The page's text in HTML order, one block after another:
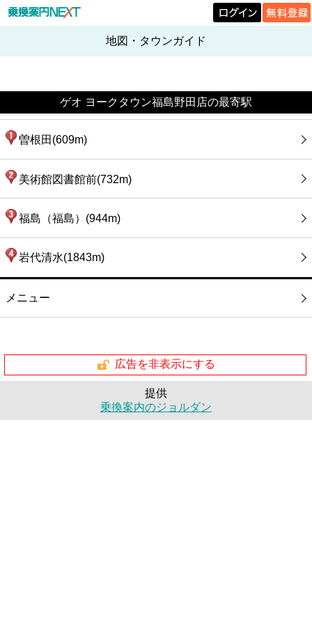
地図・タウンガイド
ゲオ ヨークタウン福島野田店の最寄駅
曽根田(609m)
美術館図書館前(732m)
福島（福島）(944m)
岩代清水(1843m)
メニュー
広告を非表示にする
提供
乗換案内のジョルダン